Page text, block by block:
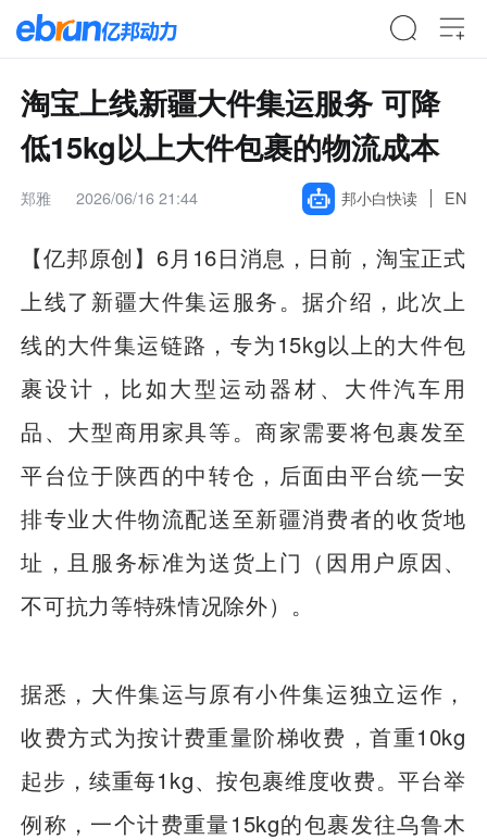
淘宝上线新疆大件集运服务 可降
低15kg以上大件包裹的物流成本
郑雅 2026/06/16 21:44 邦小白快读 EN
【亿邦原创】6月16日消息，日前，淘宝正式
上线了新疆大件集运服务。据介绍，此次上
线的大件集运链路，专为15kg以上的大件包
裹设计，比如大型运动器材、大件汽车用
品、大型商用家具等。商家需要将包裹发至
平台位于陕西的中转仓，后面由平台统一安
排专业大件物流配送至新疆消费者的收货地
址，且服务标准为送货上门（因用户原因、
不可抗力等特殊情况除外）。
据悉，大件集运与原有小件集运独立运作，
收费方式为按计费重量阶梯收费，首重10kg
起步，续重每1kg、按包裹维度收费。平台举
例称，一个计费重量15kg的包裹发往乌鲁木